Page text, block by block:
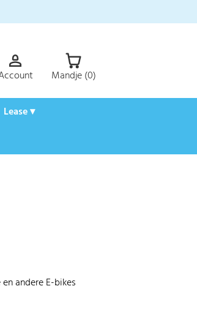
Mandje (0)
Lease ▾
andere E-bikes